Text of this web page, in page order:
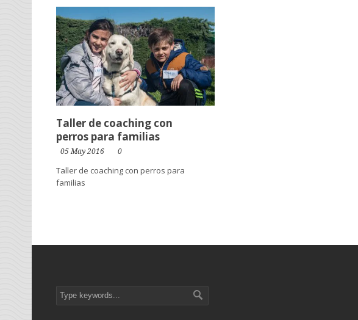
Taller de coaching con
perros para familias
05 May 2016 0
Taller de coaching con perros para
familias